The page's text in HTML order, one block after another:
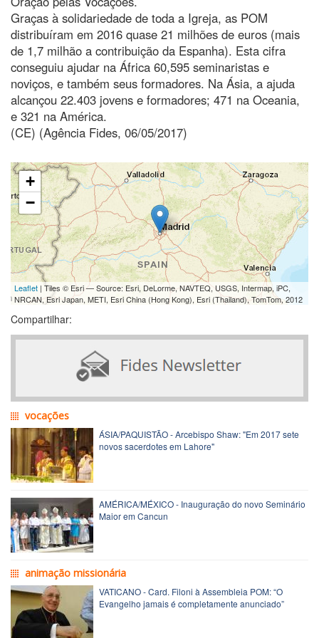
Graças à solidariedade de toda a Igreja, as POM
distribuíram em 2016 quase 21 milhões de euros (mais
de 1,7 milhão a contribuição da Espanha). Esta cifra
conseguiu ajudar na África 60,595 seminaristas e
noviços, e também seus formadores. Na Ásia, a ajuda
alcançou 22.403 jovens e formadores; 471 na Oceania,
e 321 na América.
(CE) (Agência Fides, 06/05/2017)
+
−
Leaflet | Tiles © Esri — Source: Esri, DeLorme, NAVTEQ, USGS, Intermap, iPC,
NRCAN, Esri Japan, METI, Esri China (Hong Kong), Esri (Thailand), TomTom, 2012
Compartilhar:
vocações
ÁSIA/PAQUISTÃO - Arcebispo Shaw: "Em 2017 sete
novos sacerdotes em Lahore"
AMÉRICA/MÉXICO - Inauguração do novo Seminário
Maior em Cancun
animação missionária
VATICANO - Card. Filoni à Assembleia POM: “O
Evangelho jamais é completamente anunciado”